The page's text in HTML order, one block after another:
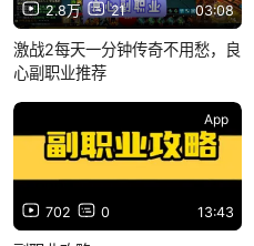
2.8万 21 03:08
激战2每天一分钟传奇不用愁，良
心副职业推荐
702 0 13:43
App